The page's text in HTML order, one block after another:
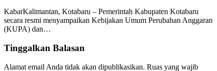
KabarKalimantan, Kotabaru – Pemerintah Kabupaten Kotabaru
secara resmi menyampaikan Kebijakan Umum Perubahan Anggaran
(KUPA) dan…
Tinggalkan Balasan
Alamat email Anda tidak akan dipublikasikan. Ruas yang wajib